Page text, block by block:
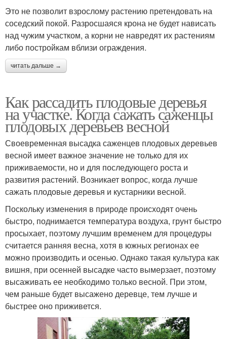
Это не позволит взрослому растению претендовать на
соседский покой. Разросшаяся крона не будет нависать
над чужим участком, а корни не навредят их растениям
либо постройкам вблизи ограждения.
читать дальше →
Как рассадить плодовые деревья
на участке. Когда сажать саженцы
плодовых деревьев весной
Своевременная высадка саженцев плодовых деревьев
весной имеет важное значение не только для их
приживаемости, но и для последующего роста и
развития растений. Возникает вопрос, когда лучше
сажать плодовые деревья и кустарники весной.
Поскольку изменения в природе происходят очень
быстро, поднимается температура воздуха, грунт быстро
просыхает, поэтому лучшим временем для процедуры
считается ранняя весна, хотя в южных регионах ее
можно производить и осенью. Однако такая культура как
вишня, при осенней высадке часто вымерзает, поэтому
высаживать ее необходимо только весной. При этом,
чем раньше будет высажено деревце, тем лучше и
быстрее оно приживется.